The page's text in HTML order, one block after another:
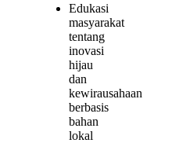
Edukasi
masyarakat
tentang
inovasi
hijau
dan
kewirausahaan
berbasis
bahan
lokal